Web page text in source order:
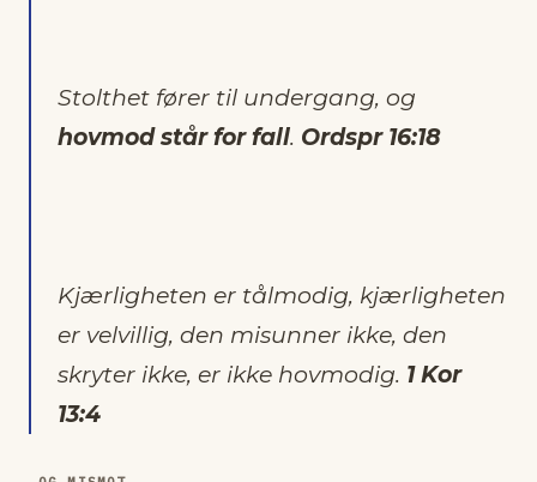
Stolthet fører til undergang, og
hovmod står for fall. Ordspr 16:18
Kjærligheten er tålmodig, kjærligheten
er velvillig, den misunner ikke, den
skryter ikke, er ikke hovmodig. 1 Kor
13:4